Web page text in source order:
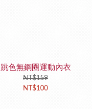
跳色無鋼圈運動內衣
NT$159
NT$100